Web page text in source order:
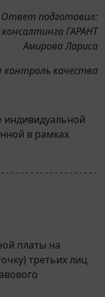
Ответ подготовил:
ГАРАНТ
Амирова Лариса
качества
индивидуальной
в рамках
платы на
третьих лиц